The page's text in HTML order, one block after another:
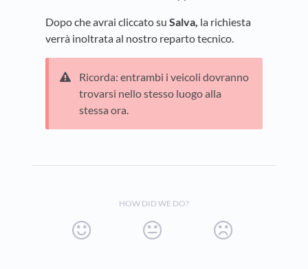
Dopo che avrai cliccato su Salva, la richiesta
verrà inoltrata al nostro reparto tecnico.
Ricorda: entrambi i veicoli dovranno
trovarsi nello stesso luogo alla
stessa ora.
HOW DID WE DO?